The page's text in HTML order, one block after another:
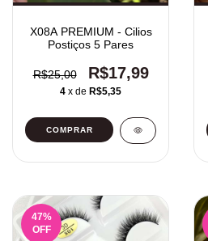
X08A PREMIUM - Cilios
Postiços 5 Pares
R$25,00 R$17,99
4 x de R$5,35
47%
OFF